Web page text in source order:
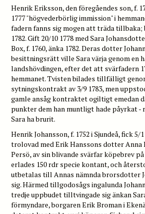
Henrik Eriksson, den föregåendes son, f.
1777 "högvederbörlig immission" i
fadern fanns sig mogen att träda
1782. Gift 20/10 1778 med Sara
Box, f. 1760, änka 1782. Deras dotter
besittningsrätt ville Sara värja genom en
landshövdingen, efter det att svärfadern
hemmanet. Tvisten bilades tillfälligt
sytningskontrakt av 3/9 1783, men
gamle ansåg kontraktet ogiltigt emedan
punkter dem han muntligt hade påyrkat -
Sara ha brurit.
Henrik Johansson, f. 1752 i Sjundeå, fick 5/
trolovad med Erik Hanssons dotter Anna
Persö, av sin blivande svärfar köpebrev
erlades 150 rdr specie kontant, och
utbetalas till Annas nämnda brorsdotter
sig. Härmed tillgodosågs ingalunda
tredje uppbudet tilltvingade sig änkan
förmyndare, borgaren Erik Broman i